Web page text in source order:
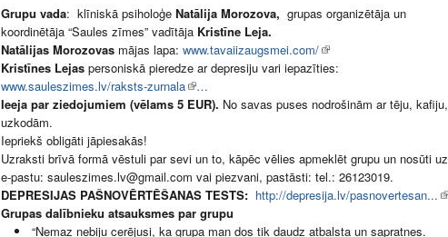
Grupu vada: klīniskā psiholoģe Natālija Morozova, grupas organizētāja un
koordinētāja “Saules zīmes” vadītāja Kristīne Leja.
Natālijas Morozovas mājas lapa: www.tavaiizaugsmei.com/
Kristīnes Lejas personiskā pieredze ar depresiju vari iepazīties:
www.sauleszimes.lv/raksts-zurnala
…
Ieeja par ziedojumiem (vēlams 5 EUR). No savas puses nodrošinām ar tēju, kafiju,
uzkodām.
Iepriekš obligāti jāpiesakās!
Uzraksti brīvā formā vēstuli par sevi un to, kāpēc vēlies apmeklēt grupu un nosūti uz
e-pastu: sauleszimes.lv@gmail.com vai piezvani, pastāsti: tel.: 26123019.
DEPRESIJAS PAŠNOVĒRTĒŠANAS TESTS: http://depresija.lv/pasnovertesan...
Grupas dalībnieku atsauksmes par grupu
“Nemaz nebiju cerējusi, ka grupa man dos tik daudz atbalsta un sapratnes.